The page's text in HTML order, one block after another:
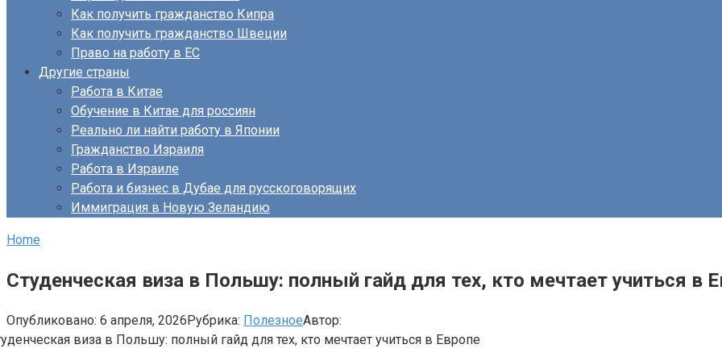
Как получить гражданство Кипра
Как получить гражданство Швеции
Право на работу в ЕС
Другие страны
Работа в Китае
Обучение в Китае для россиян
Реально ли найти работу в Японии
Гражданство Израиля
Работа в Израиле
Работа и бизнес в Дубае для русскоговорящих
Иммиграция в Новую Зеландию
Home
Студенческая виза в Польшу: полный гайд для тех, кто мечтает учиться в
Опубликовано: 6 апреля, 2026Рубрика: ПолезноеАвтор: